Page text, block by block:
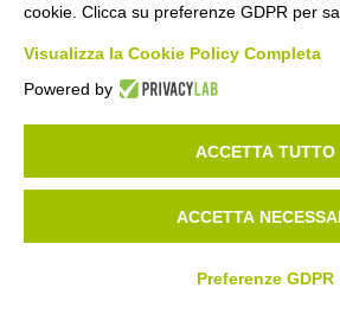
cookie. Clicca su preferenze GDPR per
Visualizza la Cookie Policy Completa
Powered by
ACCETTA TUTTO
ACCETTA
Preferenze GDPR